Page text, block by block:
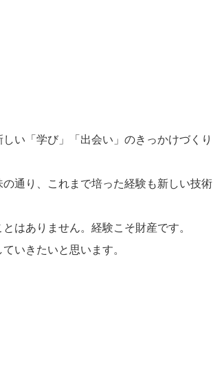
い「学び」「出会い」のきっかけづくり
通り、これまで培った経験も新しい技術
はありません。経験こそ財産です。
いきたいと思います。